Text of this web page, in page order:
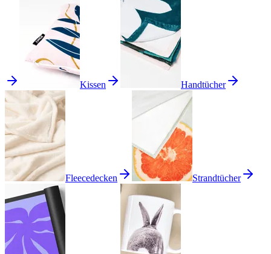
Kissen Handtücher
Fleecedecken Strandtücher